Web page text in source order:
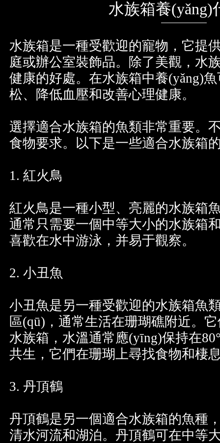
水族箱養(yǎng)
水族箱是一種受歡迎的寵物，它
庭或辦公室裝飾品。除了美觀，
健康的好處。在水族箱中養
松、降低血壓和改善心理健康。
選擇適合水族箱的魚類非常重要。
食物要求。以下是一些適合水族箱
1. 紅火鳥
紅火鳥是一種小型、亮麗的水族箱
通常只需要一個中等大小的水族箱和
喜歡在水中游泳，并易于觀察。
2. 小丑魚
小丑魚是另一種受歡迎的水族箱魚
區(qū)，通常生活在珊瑚礁附近。
水族箱，水溫通常應(yīng)保持在
共生，它們在珊瑚上尋找食物和棲
3. 丹頂鶴
丹頂鶴是另一個適合水族箱的魚種
清水河流和湖泊。丹頂鶴可在中等